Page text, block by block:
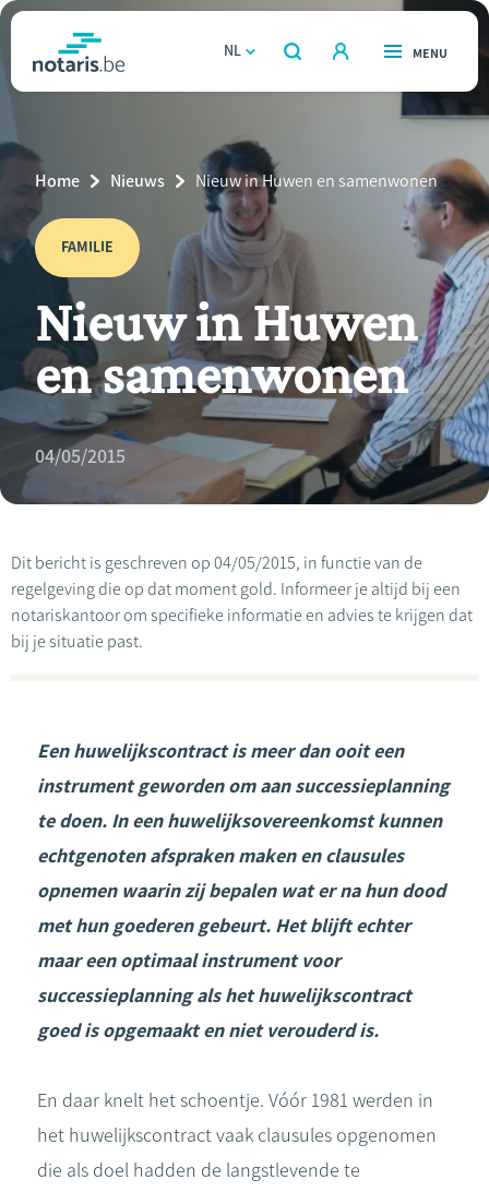
Overslaan
naar
inhoud
gaan
notaris.behomepage
NL
OPEN
ZOEKEN
OPEN
MENU
Erven & schenken
Ondernemen
Over de notaris
Rekenmodules
VIND EEN NOTARIS
Breadcrumb
Home Nieuws
Current
Page:
Nieuw in Huwen en samenwonen
FAMILIE
Nieuw in Huwen
en samenwonen
04/05/2015
Dit bericht is geschreven op 04/05/2015, in functie van de
regelgeving die op dat moment gold. Informeer je altijd bij een
notariskantoor om specifieke informatie en advies te krijgen dat
bij je situatie past.
Een huwelijkscontract is meer dan ooit een
instrument geworden om aan successieplanning
te doen. In een huwelijksovereenkomst kunnen
echtgenoten afspraken maken en clausules
opnemen waarin zij bepalen wat er na hun dood
met hun goederen gebeurt. Het blijft echter
maar een optimaal instrument voor
successieplanning als het huwelijkscontract
goed is opgemaakt en niet verouderd is.
En daar knelt het schoentje. Vóór 1981 werden in
het huwelijkscontract vaak clausules opgenomen
die als doel hadden de langstlevende te